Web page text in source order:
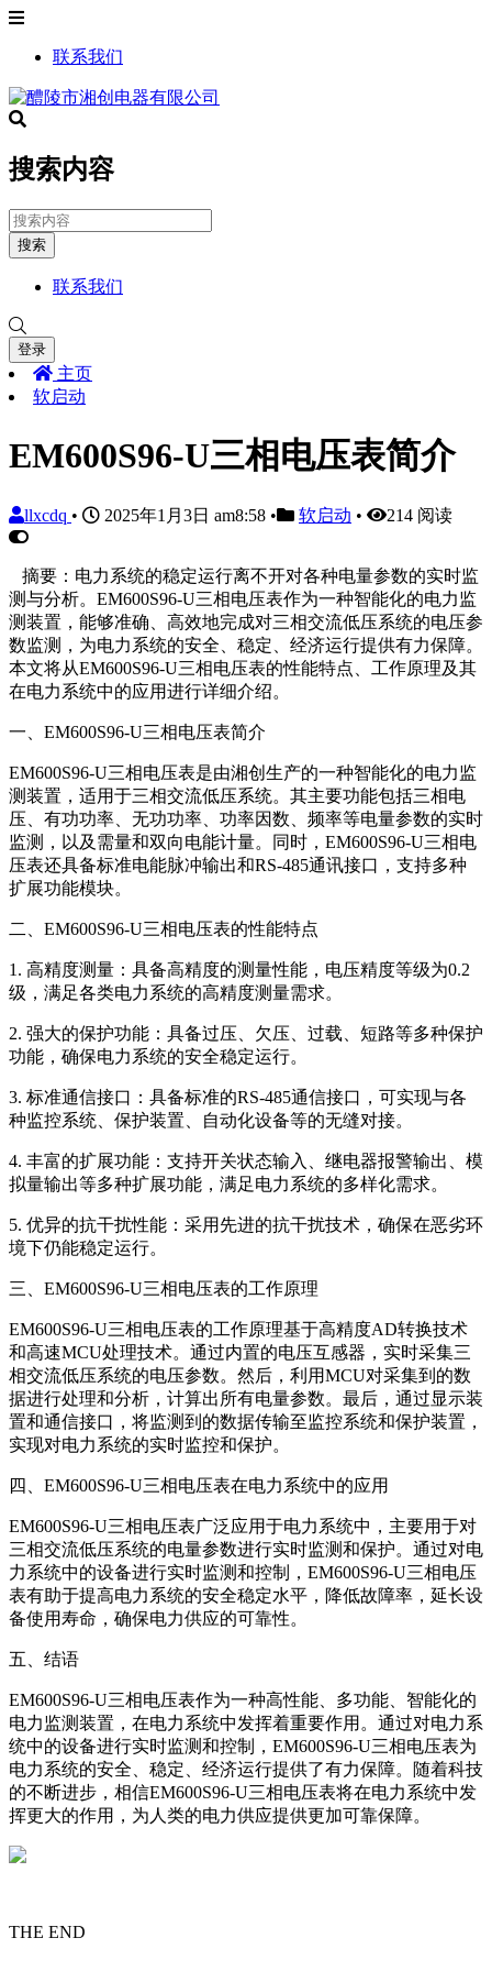
联系我们
搜索内容
搜索
联系我们
登录
主页
软启动
EM600S96-U三相电压表简介
llxcdq • 2025年1月3日 am8:58 • 软启动 • 214 阅读
摘要：电力系统的稳定运行离不开对各种电量参数的实时监
测与分析。EM600S96-U三相电压表作为一种智能化的电力监
测装置，能够准确、高效地完成对三相交流低压系统的电压参
数监测，为电力系统的安全、稳定、经济运行提供有力保障。
本文将从EM600S96-U三相电压表的性能特点、工作原理及其
在电力系统中的应用进行详细介绍。
一、EM600S96-U三相电压表简介
EM600S96-U三相电压表是由湘创生产的一种智能化的电力监
测装置，适用于三相交流低压系统。其主要功能包括三相电
压、有功功率、无功功率、功率因数、频率等电量参数的实时
监测，以及需量和双向电能计量。同时，EM600S96-U三相电
压表还具备标准电能脉冲输出和RS-485通讯接口，支持多种
扩展功能模块。
二、EM600S96-U三相电压表的性能特点
1. 高精度测量：具备高精度的测量性能，电压精度等级为0.2
级，满足各类电力系统的高精度测量需求。
2. 强大的保护功能：具备过压、欠压、过载、短路等多种保护
功能，确保电力系统的安全稳定运行。
3. 标准通信接口：具备标准的RS-485通信接口，可实现与各
种监控系统、保护装置、自动化设备等的无缝对接。
4. 丰富的扩展功能：支持开关状态输入、继电器报警输出、模
拟量输出等多种扩展功能，满足电力系统的多样化需求。
5. 优异的抗干扰性能：采用先进的抗干扰技术，确保在恶劣环
境下仍能稳定运行。
三、EM600S96-U三相电压表的工作原理
EM600S96-U三相电压表的工作原理基于高精度AD转换技术
和高速MCU处理技术。通过内置的电压互感器，实时采集三
相交流低压系统的电压参数。然后，利用MCU对采集到的数
据进行处理和分析，计算出所有电量参数。最后，通过显示装
置和通信接口，将监测到的数据传输至监控系统和保护装置，
实现对电力系统的实时监控和保护。
四、EM600S96-U三相电压表在电力系统中的应用
EM600S96-U三相电压表广泛应用于电力系统中，主要用于对
三相交流低压系统的电量参数进行实时监测和保护。通过对电
力系统中的设备进行实时监测和控制，EM600S96-U三相电压
表有助于提高电力系统的安全稳定水平，降低故障率，延长设
备使用寿命，确保电力供应的可靠性。
五、结语
EM600S96-U三相电压表作为一种高性能、多功能、智能化的
电力监测装置，在电力系统中发挥着重要作用。通过对电力系
统中的设备进行实时监测和控制，EM600S96-U三相电压表为
电力系统的安全、稳定、经济运行提供了有力保障。随着科技
的不断进步，相信EM600S96-U三相电压表将在电力系统中发
挥更大的作用，为人类的电力供应提供更加可靠保障。
THE END